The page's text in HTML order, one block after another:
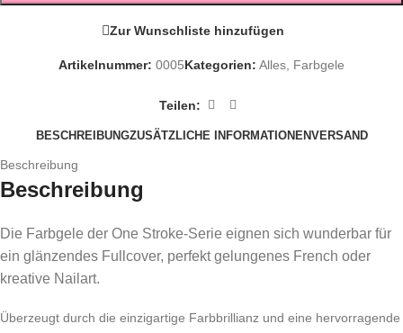
Zur Wunschliste hinzufügen
Artikelnummer: 0005Kategorien: Alles Farbgele
Teilen:
BESCHREIBUNGZUSÄTZLICHE INFORMATIONENVERSAND
Beschreibung
Beschreibung
Die Farbgele der One Stroke-Serie eignen sich wunderbar für
ein glänzendes Fullcover, perfekt gelungenes French oder
kreative Nailart.
Überzeugt durch die einzigartige Farbbrillianz und eine hervorragende